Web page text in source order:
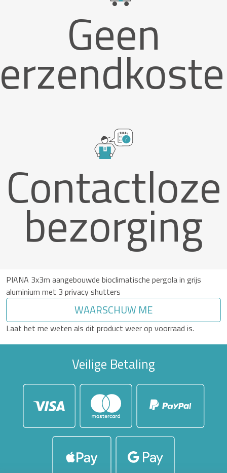
Geen
Contactloze
bezorging
PIANA 3x3m aangebouwde bioclimatische pergola in grijs
aluminium met 3 privacy shutters
WAARSCHUW ME
Laat het me weten als dit product weer op voorraad is.
Veilige Betaling